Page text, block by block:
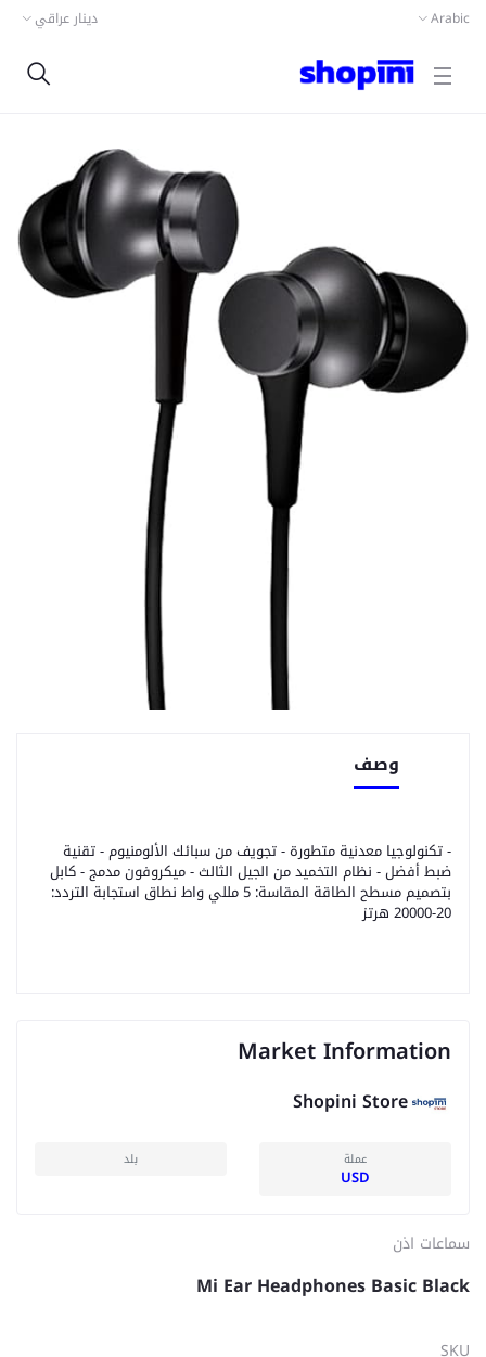
Arabic دينار عراقي
وصف
- تكنولوجيا معدنية متطورة - تجويف من سبائك الألومنيوم - تقنية
ضبط أفضل - نظام التخميد من الجيل الثالث - ميكروفون مدمج - كابل
بتصميم مسطح الطاقة المقاسة: 5 مللي واط نطاق استجابة التردد:
20-20000 هرتز
Market Information
Shopini Store
عملة
USD
بلد
سماعات اذن
Mi Ear Headphones Basic Black